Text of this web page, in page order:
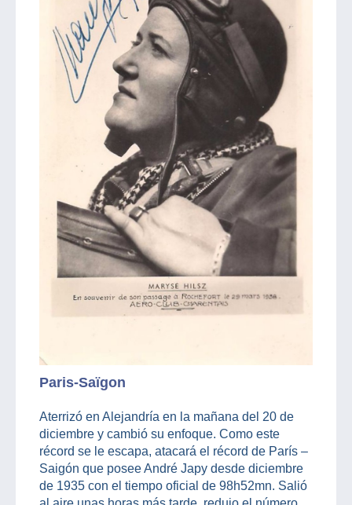
Paris-Saïgon
Aterrizó en Alejandría en la mañana del 20 de
diciembre y cambió su enfoque. Como este
récord se le escapa, atacará el récord de París –
Saigón que posee André Japy desde diciembre
de 1935 con el tiempo oficial de 98h52mn. Salió